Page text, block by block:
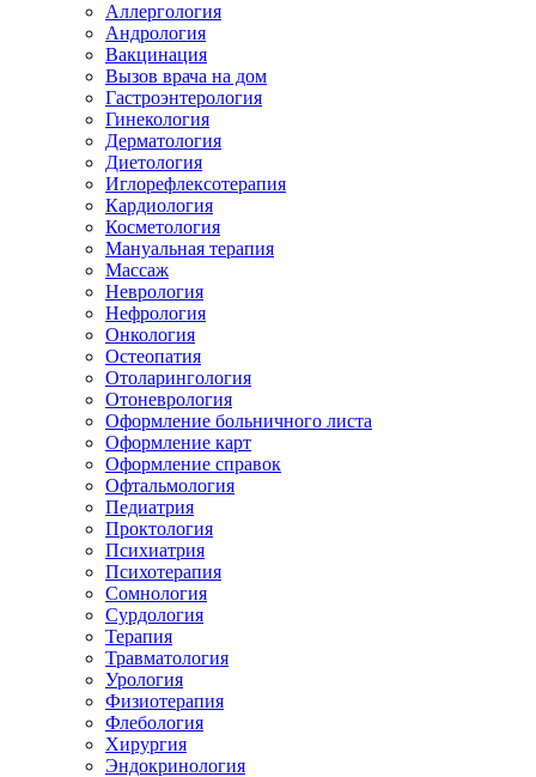
Аллергология
Андрология
Вакцинация
Вызов врача на дом
Гастроэнтерология
Гинекология
Дерматология
Диетология
Иглорефлексотерапия
Кардиология
Косметология
Мануальная терапия
Массаж
Неврология
Нефрология
Онкология
Остеопатия
Отоларингология
Отоневрология
Оформление больничного листа
Оформление карт
Оформление справок
Офтальмология
Педиатрия
Проктология
Психиатрия
Психотерапия
Сомнология
Сурдология
Терапия
Травматология
Урология
Физиотерапия
Флебология
Хирургия
Эндокринология